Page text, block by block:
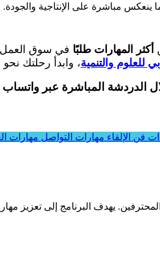
ينعكس مباشرة على الإنتاجية والجودة.
أكثر المهارات طلبًا في سوق العمل،
للعلوم والتنمية، وابدأ رحلتك نحو
الدردشة المباشرة عبر واتساب
فن الإلقاء مهارات التواصل مهارات